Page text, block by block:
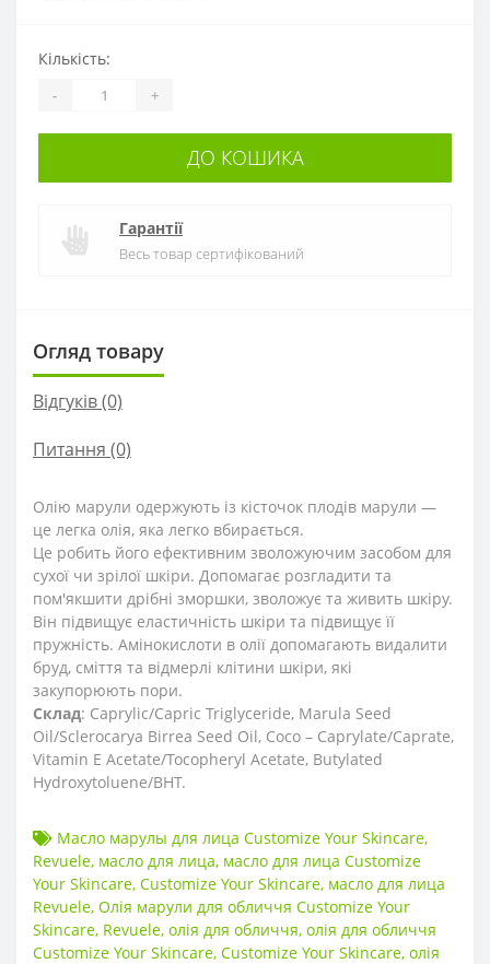
Кількість:
- +
ДО КОШИКА
Гарантії
Весь товар сертифікований
Огляд товару
Відгуків (0)
Питання (0)
Олію марули одержують із кісточок плодів марули —
це легка олія, яка легко вбирається.
Це робить його ефективним зволожуючим засобом для
сухої чи зрілої шкіри. Допомагає розгладити та
пом'якшити дрібні зморшки, зволожує та живить шкіру.
Він підвищує еластичність шкіри та підвищує її
пружність. Амінокислоти в олії допомагають видалити
бруд, сміття та відмерлі клітини шкіри, які
закупорюють пори.
Склад: Caprylic/Capric Triglyceride, Marula Seed
Oil/Sclerocarya Birrea Seed Oil, Coco – Caprylate/Caprate,
Vitamin E Acetate/Tocopheryl Acetate, Butylated
Hydroxytoluene/BHT.
Масло марулы для лица Customize Your Skincare,
Revuele, масло для лица, масло для лица Customize
Your Skincare, Customize Your Skincare, масло для лица
Revuele, Олія марули для обличчя Customize Your
Skincare, Revuele, олія для обличчя, олія для обличчя
Customize Your Skincare, Customize Your Skincare, олія